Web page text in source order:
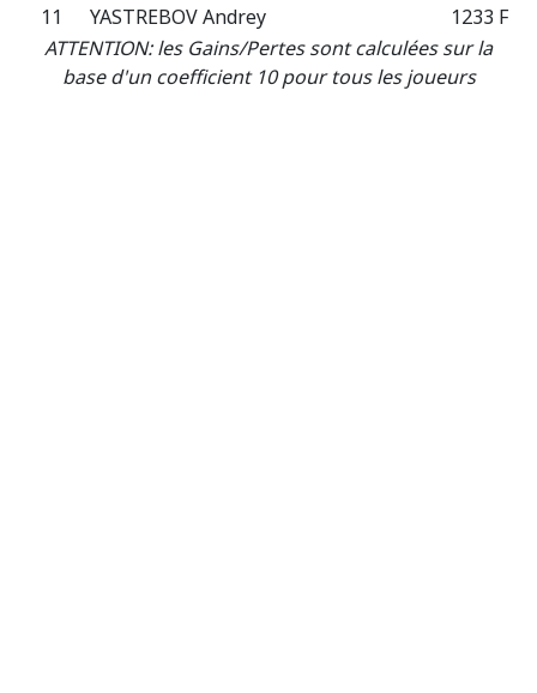
11
YASTREBOV Andrey
1233 F
ATTENTION: les Gains/Pertes sont calculées sur la
base d'un coefficient 10 pour tous les joueurs